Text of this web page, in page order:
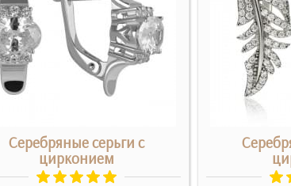
Серебряные серьги с
цирконием